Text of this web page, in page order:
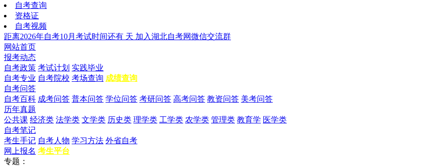
自考查询
资格证
自考视频
距离2026年自考10月考试时间还有 天 加入湖北自考网微信交流群
网站首页
报考动态
自考政策 考试计划 实践毕业
自考专业 自考院校 考场查询 成绩查询
自考问答
自考百科 成考问答 普本问答 学位问答 考研问答 高考问答 教资问答 美考问答
历年真题
公共课 经济类 法学类 文学类 历史类 理学类 工学类 农学类 管理类 教育学 医学类
自考笔记
考生手记 自考人物 学习方法 外省自考
网上报名 考生平台
专题：